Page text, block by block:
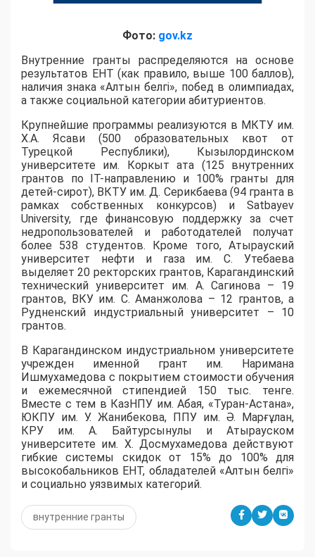
Фото: gov.kz
Внутренние гранты распределяются на основе
результатов ЕНТ (как правило, выше 100 баллов),
наличия знака «Алтын белгі», побед в олимпиадах,
а также социальной категории абитуриентов.
​Крупнейшие программы реализуются в МКТУ им.
Х.А. Ясави (500 образовательных квот от
Турецкой Республики), Кызылординском
университете им. Коркыт ата (125 внутренних
грантов по IT-направлению и 100% гранты для
детей-сирот), ВКТУ им. Д. Серикбаева (94 гранта в
рамках собственных конкурсов) и Satbayev
University, где финансовую поддержку за счет
недропользователей и работодателей получат
более 538 студентов. Кроме того, Атырауский
университет нефти и газа им. С. Утебаева
выделяет 20 ректорских грантов, Карагандинский
технический университет им. А. Сагинова – 19
грантов, ВКУ им. С. Аманжолова – 12 грантов, а
Рудненский индустриальный университет – 10
грантов.
​В Карагандинском индустриальном университете
учрежден именной грант им. Наримана
Ишмухамедова с покрытием стоимости обучения
и ежемесячной стипендией 150 тыс. тенге.
Вместе с тем в КазНПУ им. Абая, «Туран-Астана»,
ЮКПУ им. У. Жанибекова, ППУ им. Ә. Марғұлан,
КРУ им. А. Байтурсынулы и Атырауском
университете им. Х. Досмухамедова действуют
гибкие системы скидок от 15% до 100% для
высокобальников ЕНТ, обладателей «Алтын белгі»
и социально уязвимых категорий.
внутренние гранты